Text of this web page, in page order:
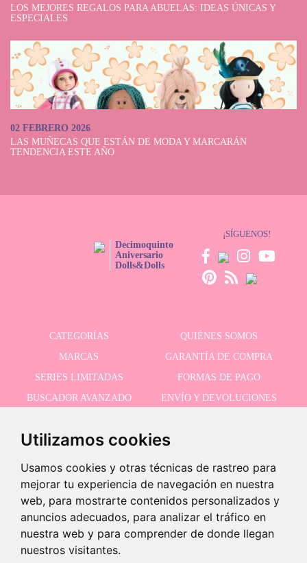
Utilizamos cookies
Usamos cookies y otras técnicas de rastreo para
mejorar tu experiencia de navegación en nuestra
web, para mostrarte contenidos personalizados y
anuncios adecuados, para analizar el tráfico en
nuestra web y para comprender de donde llegan
nuestros visitantes.
LOS MEJORES REGALOS PARA ABUELAS: IDEAS ÚNICAS Y
ESPECIALES
02 FEBRERO 2026
LAS MUÑECAS QUE ESTÁN DE MODA Y MARCARÁN
TENDENCIA ESTE AÑO
Decimoquinto
Aniversario
Dolls&Dolls
¡SÍGUENOS!
CATEGORÍAS
QUIÉNES SOMOS
MARCAS
GARANTÍA DE COMPRA
SERIES LIMITADAS
FORMAS DE PAGO
BUSCADOR AVANZADO
ENVÍO Y DEVOLUCIONES
RECIBE NUESTRAS ÚLTIMAS NOVEDADES
Acepto la política de privacidad